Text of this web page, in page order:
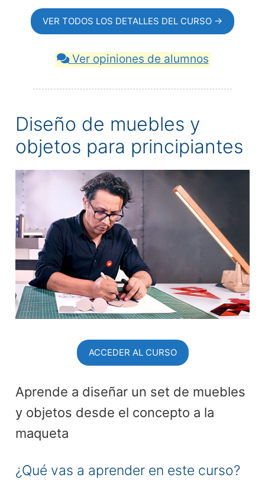
VER TODOS LOS DETALLES DEL CURSO →
Ver opiniones de alumnos
Diseño de muebles y
objetos para principiantes
ACCEDER AL CURSO
Aprende a diseñar un set de muebles
y objetos desde el concepto a la
maqueta
¿Qué vas a aprender en este curso?